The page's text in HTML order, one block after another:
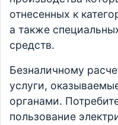
отнесенных к
а также
средств.
Безналичному
услуги,
органами.
пользование